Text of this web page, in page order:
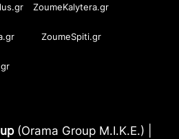
ZoumeKalytera.gr
ZoumeSpiti.gr
(Orama Group Μ.Ι.Κ.Ε.) |